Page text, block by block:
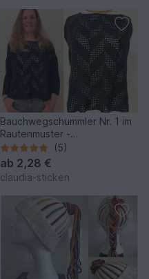
Bauchwegschummler Nr. 1 im
Rautenmuster -
Häkelanleitung
(5)
ab 2,28 €
claudia-sticken